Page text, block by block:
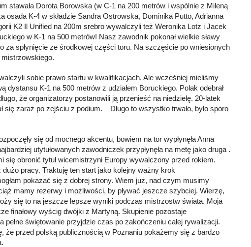
stawała Dorota Borowska (w C-1 na 200 metrów i wspólnie z Mileną
K-4 w składzie Sandra Ostrowska, Dominika Putto, Adrianna
K2 Il Unified na 200m srebro wywalczyli też Weronika Lotz i Jacek
w K-1 na 500 metrów! Nasz zawodnik pokonał wielkie sławy
spłynięcie ze środkowej części toru. Na szczęście po wniesionych
sobie prawo startu w kwalifikacjach. Ale wcześniej mieliśmy
K-1 na 500 metrów z udziałem Boruckiego. Polak odebrał
że organizatorzy postanowili ją przenieść na niedzielę. 20-latek
zaraz po zejściu z podium. – Długo to wszystko trwało, było sporo
się od mocnego akcentu, bowiem na tor wypłynęła Anna
utytułowanych zawodniczek przypłynęła na metę jako druga .
się obronić tytuł wicemistrzyni Europy wywalczony przed rokiem.
pracy. Traktuję ten start jako kolejny ważny krok
pokazać się z dobrej strony. Wiem już, nad czym musimy
mamy rezerwy i możliwości, by pływać jeszcze szybciej. Wierzę,
się to na jeszcze lepsze wyniki podczas mistrzostw świata. Moja
finałowy wyścig dwójki z Martyną. Skupienie pozostaje
świętowanie przyjdzie czas po zakończeniu całej rywalizacji.
że przed polską publicznością w Poznaniu pokażemy się z bardzo